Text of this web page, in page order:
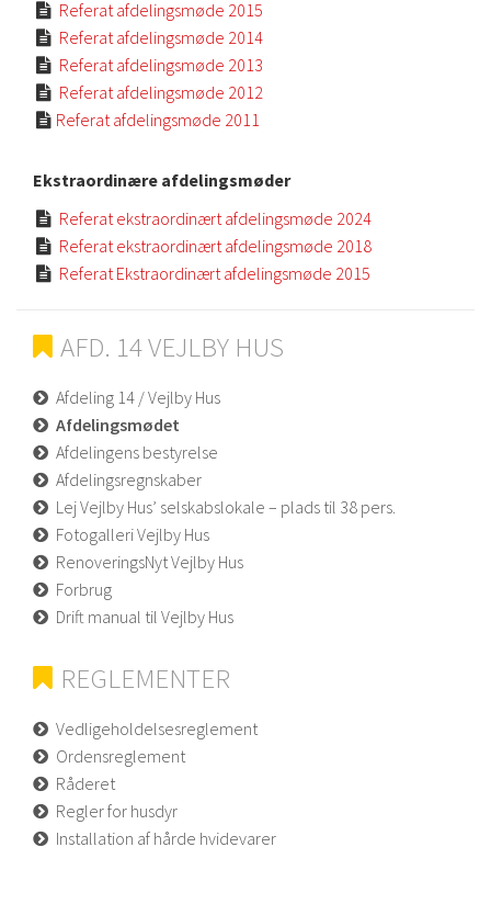
 Referat afdelingsmøde 2015
 Referat afdelingsmøde 2014
 Referat afdelingsmøde 2013
 Referat afdelingsmøde 2012
 Referat afdelingsmøde 2011
Ekstraordinære afdelingsmøder
 Referat ekstraordinært afdelingsmøde 2024
 Referat ekstraordinært afdelingsmøde 2018
 Referat Ekstraordinært afdelingsmøde 2015
AFD. 14 VEJLBY HUS
Afdeling 14 / Vejlby Hus
Afdelingsmødet
Afdelingens bestyrelse
Afdelingsregnskaber
Lej Vejlby Hus’ selskabslokale – plads til 38 pers.
Fotogalleri Vejlby Hus
RenoveringsNyt Vejlby Hus
Forbrug
Drift manual til Vejlby Hus
REGLEMENTER
Vedligeholdelsesreglement
Ordensreglement
Råderet
Regler for husdyr
Installation af hårde hvidevarer